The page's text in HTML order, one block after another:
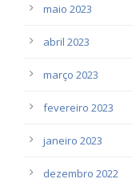
maio 2023
abril 2023
março 2023
fevereiro 2023
janeiro 2023
dezembro 2022